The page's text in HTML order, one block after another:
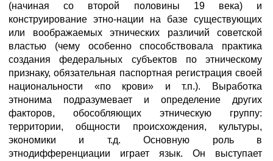
(начиная со второй половины 19 века) и
конструирование этно-нации на базе существующих
или воображаемых этнических различий советской
властью (чему особенно способствовала практика
создания федеральных субъектов по этническому
признаку, обязательная паспортная регистрация своей
национальности «по крови» и т.п.). Выработка
этнонима подразумевает и определение других
факторов, обособляющих этническую группу:
территории, общности происхождения, культуры,
экономики и т.д. Основную роль в
этнодифференциации играет язык. Он выступает